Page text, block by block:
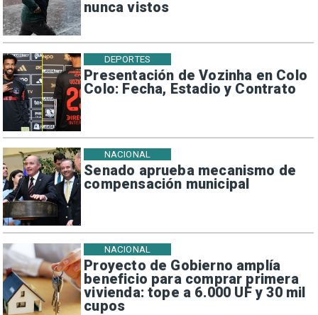
nunca vistos
Presentación de Vozinha en Colo
Colo: Fecha, Estadio y Contrato
DEPORTES
Senado aprueba mecanismo de
compensación municipal
NACIONAL
Proyecto de Gobierno amplía
beneficio para comprar primera
vivienda: tope a 6.000 UF y 30 mil
cupos
NACIONAL